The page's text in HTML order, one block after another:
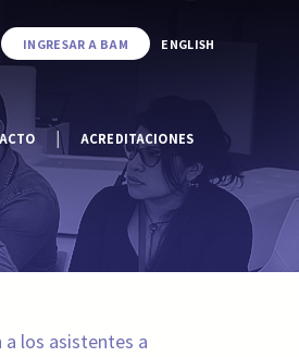
ACREDITACIONES
INGRESAR A BAM ENGLISH
a los asistentes a